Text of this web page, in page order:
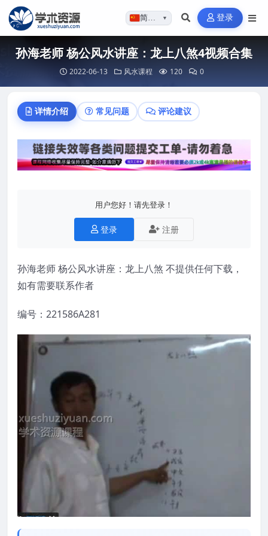
简体…▼ 登录
孙海老师 杨公风水讲座：龙上八煞4视频合集
2022-06-13 风水课程 120 0
详情介绍 常见问题 评论建议
用户您好！请先登录！
登录 注册
孙海老师 杨公风水讲座：龙上八煞 不提供任何下载，
如有需要联系作者
编号：221586A281